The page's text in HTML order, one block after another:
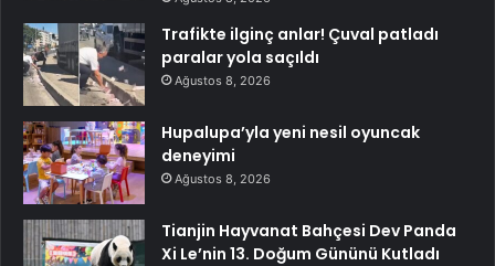
Trafikte ilginç anlar! Çuval patladı
paralar yola saçıldı
Ağustos 8, 2026
Hupalupa’yla yeni nesil oyuncak
deneyimi
Ağustos 8, 2026
Tianjin Hayvanat Bahçesi Dev Panda
Xi Le’nin 13. Doğum Gününü Kutladı